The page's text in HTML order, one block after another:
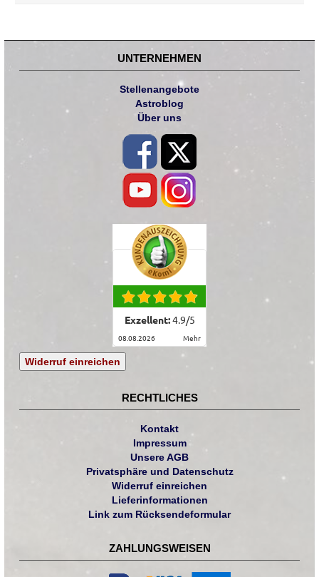
UNTERNEHMEN
Stellenangebote
Astroblog
Über uns
Exzellent:4.9/5
08.08.2026 mehr
Widerruf einreichen
RECHTLICHES
Kontakt
Impressum
Unsere AGB
Privatsphäre und Datenschutz
Widerruf einreichen
Lieferinformationen
Link zum Rücksendeformular
ZAHLUNGSWEISEN